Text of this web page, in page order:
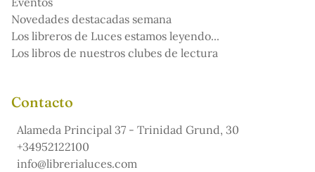
Novedades destacadas semana
Los libreros de Luces estamos leyendo...
Los libros de nuestros clubes de lectura
Contacto
Alameda Principal 37 - Trinidad Grund, 30
+34952122100
info@librerialuces.com